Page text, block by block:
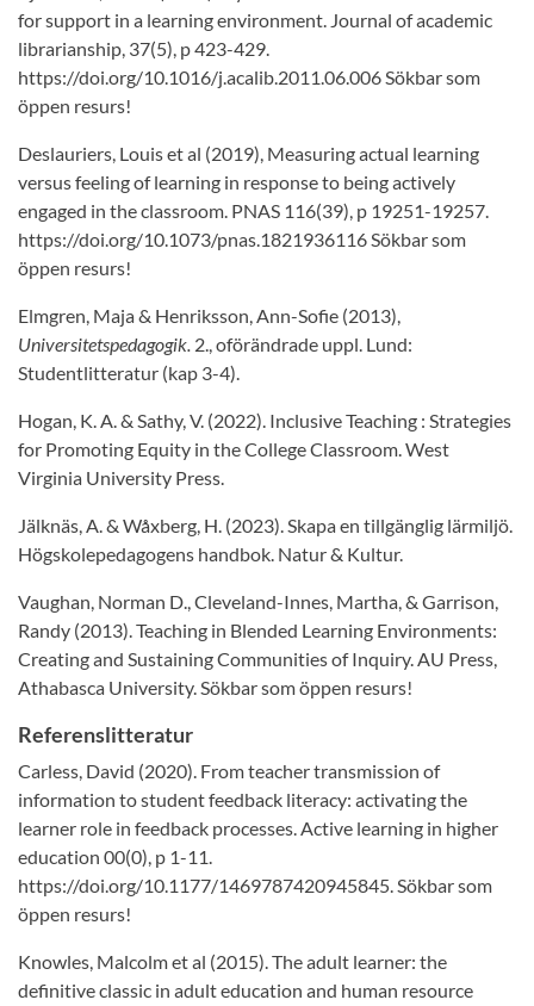
for support in a learning environment. Journal of academic
librarianship, 37(5), p 423-429.
https://doi.org/10.1016/j.acalib.2011.06.006 Sökbar som
öppen resurs!
Deslauriers, Louis et al (2019), Measuring actual learning
versus feeling of learning in response to being actively
engaged in the classroom. PNAS 116(39), p 19251-19257.
https://doi.org/10.1073/pnas.1821936116 Sökbar som
öppen resurs!
Elmgren, Maja & Henriksson, Ann-Sofie (2013),
Universitetspedagogik. 2., oförändrade uppl. Lund:
Studentlitteratur (kap 3-4).
Hogan, K. A. & Sathy, V. (2022). Inclusive Teaching : Strategies
for Promoting Equity in the College Classroom. West
Virginia University Press.
Jälknäs, A. & Wåxberg, H. (2023). Skapa en tillgänglig lärmiljö.
Högskolepedagogens handbok. Natur & Kultur.
Vaughan, Norman D., Cleveland-Innes, Martha, & Garrison,
Randy (2013). Teaching in Blended Learning Environments:
Creating and Sustaining Communities of Inquiry. AU Press,
Athabasca University. Sökbar som öppen resurs!
Referenslitteratur
Carless, David (2020). From teacher transmission of
information to student feedback literacy: activating the
learner role in feedback processes. Active learning in higher
education 00(0), p 1-11.
https://doi.org/10.1177/1469787420945845. Sökbar som
öppen resurs!
Knowles, Malcolm et al (2015). The adult learner: the
definitive classic in adult education and human resource